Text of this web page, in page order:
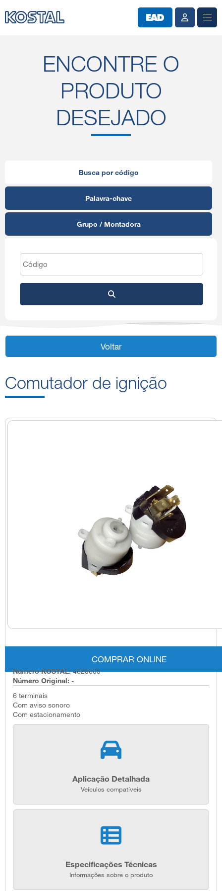
ENCONTRE O
PRODUTO
DESEJADO
Busca por código
Palavra-chave
Grupo / Montadora
Voltar
Comutador de ignição
COMPRAR ONLINE
Número KOSTAL:4829805
Número Original: -
6 terminais
Com aviso sonoro
Com estacionamento
Aplicação Detalhada
Veículos compatíveis
Especificações Técnicas
Informações sobre o produto